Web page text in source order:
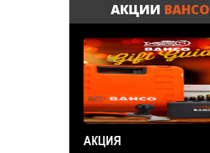
АКЦИИ BAHCO
АКЦИЯ